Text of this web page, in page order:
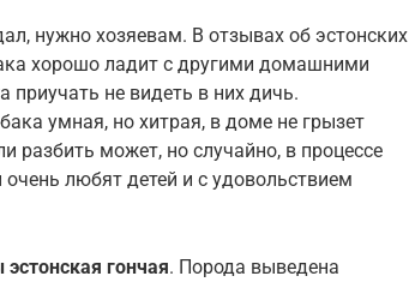
нужно хозяевам. В отзывах об эстонских
хорошо ладит с другими домашними
приучать не видеть в них дичь.
умная, но хитрая, в доме не грызет
разбить может, но случайно, в процессе
любят детей и с удовольствием
гончая. Порода выведена